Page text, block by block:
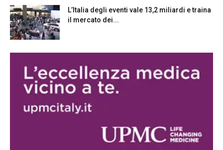
L’Italia degli eventi vale 13,2 miliardi e traina
il mercato dei...